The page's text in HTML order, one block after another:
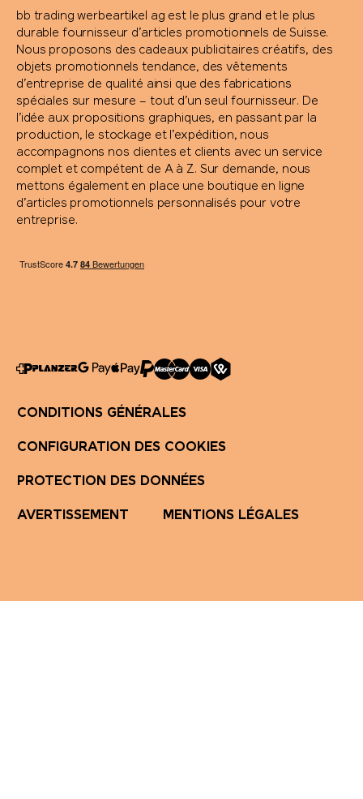
bb trading werbeartikel ag est le plus grand et le plus
durable fournisseur d’articles promotionnels de Suisse.
Nous proposons des cadeaux publicitaires créatifs, des
objets promotionnels tendance, des vêtements
d’entreprise de qualité ainsi que des fabrications
spéciales sur mesure – tout d’un seul fournisseur. De
l’idée aux propositions graphiques, en passant par la
production, le stockage et l’expédition, nous
accompagnons nos clientes et clients avec un service
complet et compétent de A à Z. Sur demande, nous
mettons également en place une boutique en ligne
d’articles promotionnels personnalisés pour votre
entreprise.
CONDITIONS GÉNÉRALES
CONFIGURATION DES COOKIES
PROTECTION DES DONNÉES
AVERTISSEMENT MENTIONS LÉGALES